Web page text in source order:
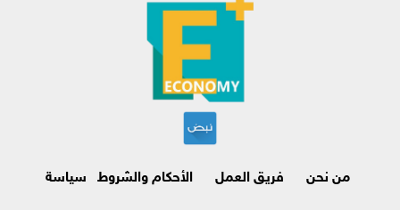
من نحن فريق العمل الأحكام والشروط
سياسة